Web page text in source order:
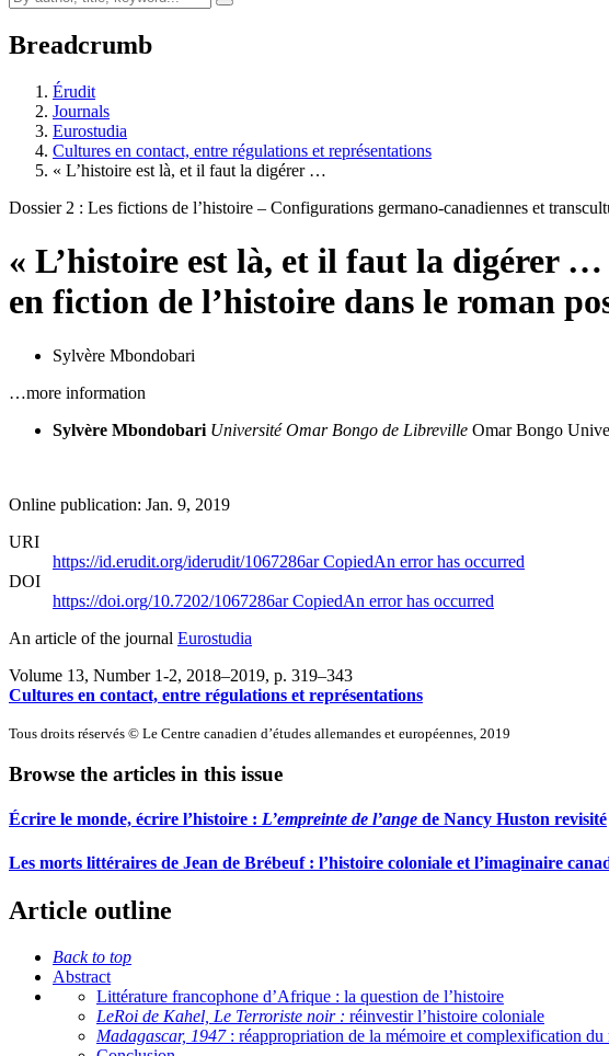
Breadcrumb
Érudit
Journals
Eurostudia
Cultures en contact, entre régulations et représentations
« L’histoire est là, et il faut la digérer …
Dossier 2 : Les fictions de l’histoire – Configurations germano-canadiennes et
« L’histoire est là, et il faut la digérer
en fiction de l’histoire dans le roman
Sylvère Mbondobari
…more information
Sylvère Mbondobari Université Omar Bongo de Libreville Omar Bongo
Online publication: Jan. 9, 2019
URI
https://id.erudit.org/iderudit/1067286arCopiedAn error has occurred
DOI
https://doi.org/10.7202/1067286arCopiedAn error has occurred
An article of the journal Eurostudia
Volume 13, Number 1-2, 2018–2019, p. 319–343
Cultures en contact, entre régulations et représentations
Tous droits réservés © Le Centre canadien d’études allemandes et européennes, 2019
Browse the articles in this issue
Écrire le monde, écrire l’histoire : L’empreinte de l’ange de Nancy Huston revisité
Les morts littéraires de Jean de Brébeuf : l’histoire coloniale et l’imaginaire
Article outline
Back to top
Abstract
Littérature francophone d’Afrique : la question de l’histoire
LeRoi de Kahel, Le Terroriste noir : réinvestir l’histoire coloniale
Madagascar, 1947: réappropriation de la mémoire et complexification du